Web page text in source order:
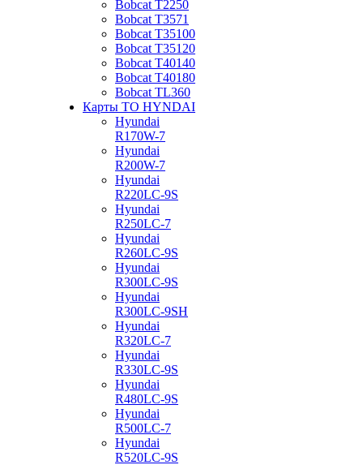
Bobcat Т2250
Bobcat Т3571
Bobcat Т35100
Bobcat Т35120
Bobcat Т40140
Bobcat Т40180
Bobcat ТL360
Карты ТО HYNDAI
Hyundai
R170W-7
Hyundai
R200W-7
Hyundai
R220LC-9S
Hyundai
R250LC-7
Hyundai
R260LC-9S
Hyundai
R300LC-9S
Hyundai
R300LC-9SH
Hyundai
R320LC-7
Hyundai
R330LC-9S
Hyundai
R480LC-9S
Hyundai
R500LC-7
Hyundai
R520LC-9S